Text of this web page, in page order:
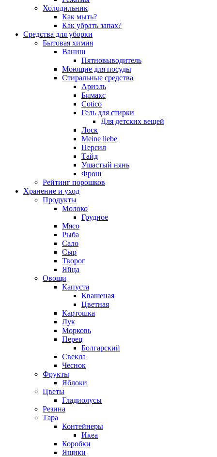
Холодильник
Как мыть?
Как убрать запах?
Средства для уборки
Бытовая химия
Ваниш
Пятновыводитель
Моющие для посуды
Стиральные средства
Ариэль
Бимакс
Cotico
Гель для стирки
Для детских вещей
Лоск
Meine liebe
Персил
Тайд
Ушастый нянь
Фрош
Рейтинг порошков
Хранение и уход
Продукты
Молоко
Грудное
Мясо
Рыба
Сало
Сыр
Творог
Яйца
Овощи
Капуста
Квашеная
Цветная
Картошка
Лук
Морковь
Перец
Болгарский
Свекла
Чеснок
Фрукты
Яблоки
Цветы
Гладиолусы
Резина
Тара
Контейнеры
Икеа
Коробки
Ящики